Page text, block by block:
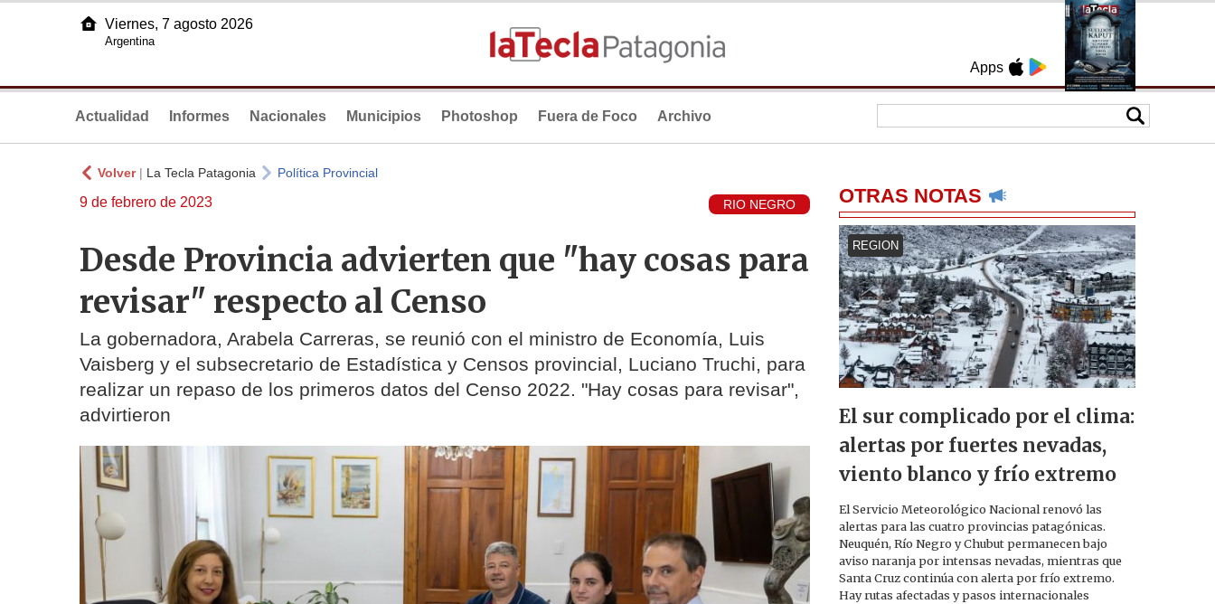
Apps
Viernes, 7 agosto 2026
Argentina
Actualidad Informes Nacionales Municipios Photoshop Fuera de Foco Archivo
Volver| La Tecla Patagonia Política Provincial
9 de febrero de 2023 RIO NEGRO
Desde Provincia advierten que "hay cosas para
revisar" respecto al Censo
La gobernadora, Arabela Carreras, se reunió con el ministro de Economía, Luis
Vaisberg y el subsecretario de Estadística y Censos provincial, Luciano Truchi, para
realizar un repaso de los primeros datos del Censo 2022. "Hay cosas para revisar",
advirtieron
OTRAS NOTAS
REGION
El sur complicado por el clima:
alertas por fuertes nevadas,
viento blanco y frío extremo
El Servicio Meteorológico Nacional renovó las
alertas para las cuatro provincias patagónicas.
Neuquén, Río Negro y Chubut permanecen bajo
aviso naranja por intensas nevadas, mientras que
Santa Cruz continúa con alerta por frío extremo.
Hay rutas afectadas y pasos internacionales